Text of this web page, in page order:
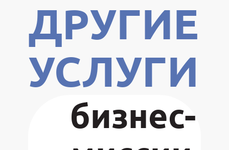
ДРУГИЕ
УСЛУГИ
бизнес-